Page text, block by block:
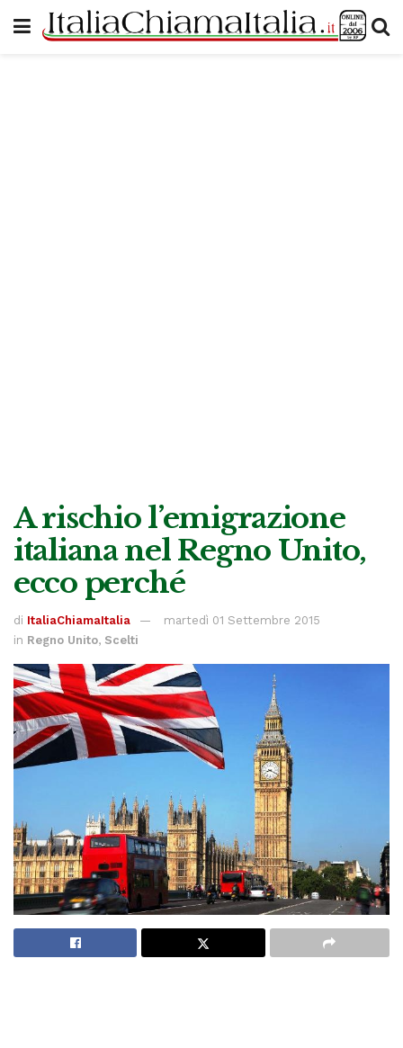
A rischio l’emigrazione
italiana nel Regno Unito,
ecco perché
di ItaliaChiamaItalia
martedì 01 Settembre 2015
in Regno Unito, Scelti